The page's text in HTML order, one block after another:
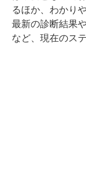
るほか、わかり
最新の診断結果
など、現在のス